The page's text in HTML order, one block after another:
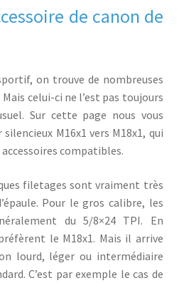
de canon de
on trouve de nombreuses
celui-ci ne l’est pas toujours
Sur cette page nous vous
M16x1 vers M18x1, qui
compatibles.
filetages sont vraiment très
Pour le gros calibre, les
du 5/8×24 TPI. En
le M18x1. Mais il arrive
lourd, léger ou intermédiaire
C’est par exemple le cas de